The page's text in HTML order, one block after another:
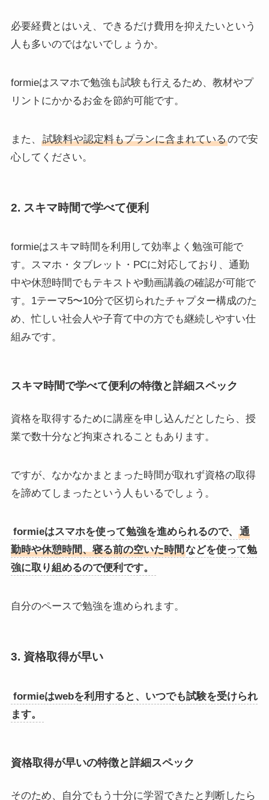
必要経費とはいえ、できるだけ費用を抑えたいという
人も多いのではないでしょうか。
formieはスマホで勉強も試験も行えるため、教材やプ
リントにかかるお金を節約可能です。
また、 試験料や認定料もプランに含まれているので安
心してください。
2. スキマ時間で学べて便利
formieはスキマ時間を利用して効率よく勉強可能で
す。スマホ・タブレット・PCに対応しており、通勤
中や休憩時間でもテキストや動画講義の確認が可能で
す。1テーマ5〜10分で区切られたチャプター構成のた
め、忙しい社会人や子育て中の方でも継続しやすい仕
組みです。
スキマ時間で学べて便利の特徴と詳細スペック
資格を取得するために講座を申し込んだとしたら、授
業で数十分など拘束されることもあります。
ですが、なかなかまとまった時間が取れず資格の取得
を諦めてしまったという人もいるでしょう。
formieはスマホを使って勉強を進められるので、
通
勤時や休憩時間、寝る前の空いた時間などを使って勉
強に取り組めるので便利です。
自分のペースで勉強を進められます。
3. 資格取得が早い
formieはwebを利用すると、いつでも試験を受けられ
ます。
資格取得が早いの特徴と詳細スペック
そのため、自分でもう十分に学習できたと判断したら